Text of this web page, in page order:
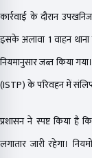
कार्रवाई के दौरान
इसके अलावा 1 वाहन
नियमानुसार जब्त किया
(ISTP) के परिवहन में
प्रशासन ने स्पष्ट किया
लगातार जारी रहेगा।